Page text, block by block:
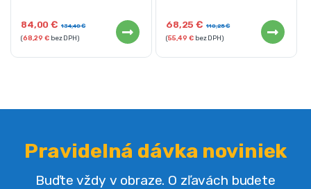
84,00€ 134,40€
(68,29€bez DPH)
68,25€ 110,25€
(55,49€bez DPH)
Pravidelná dávka noviniek
Buďte vždy v obraze. O zľavách budete